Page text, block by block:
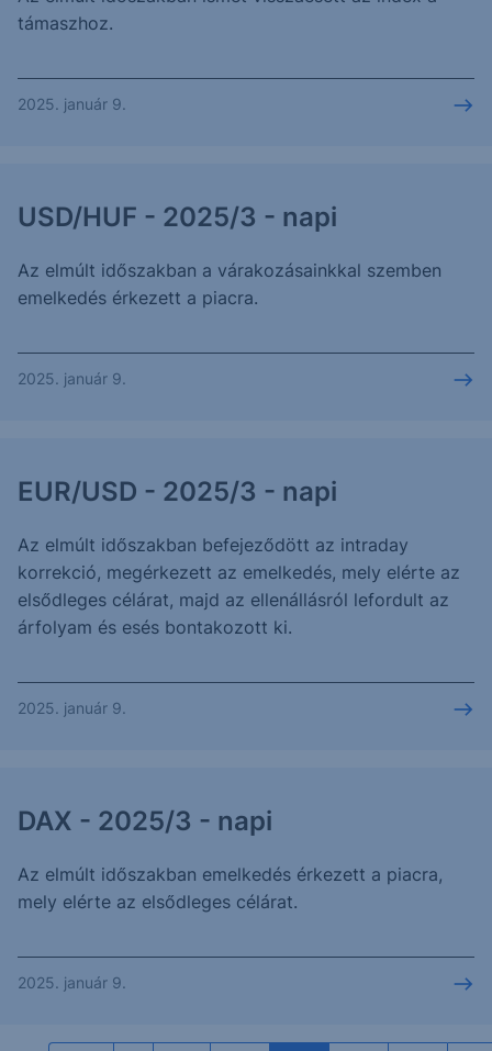
támaszhoz.
2025. január 9.
USD/HUF - 2025/3 - napi
Az elmúlt időszakban a várakozásainkkal szemben
emelkedés érkezett a piacra.
2025. január 9.
EUR/USD - 2025/3 - napi
Az elmúlt időszakban befejeződött az intraday
korrekció, megérkezett az emelkedés, mely elérte az
elsődleges célárat, majd az ellenállásról lefordult az
árfolyam és esés bontakozott ki.
2025. január 9.
DAX - 2025/3 - napi
Az elmúlt időszakban emelkedés érkezett a piacra,
mely elérte az elsődleges célárat.
2025. január 9.